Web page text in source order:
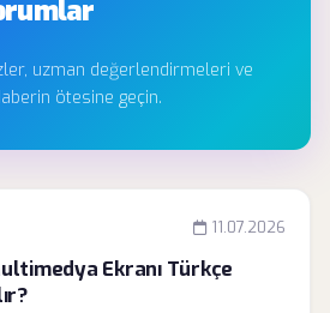
uzman değerlendirmeleri ve
ötesine geçin.
11.07.2026
Ekranı Türkçe